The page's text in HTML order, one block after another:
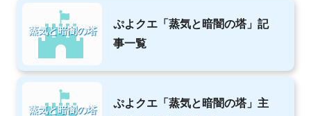
蒸気と暗闇の塔
ぷよクエ「蒸気と暗闇の塔」記
事一覧
蒸気と暗闇の塔
ぷよクエ「蒸気と暗闇の塔」主